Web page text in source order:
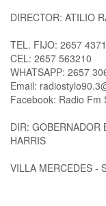
DIRECTOR: ATILIO
TEL. FIJO: 2657
CEL: 2657 563210
WHATSAPP: 2657
Email:
Facebook: Radio Fm
DIR: GOBERNADOR
HARRIS
VILLA MERCEDES -